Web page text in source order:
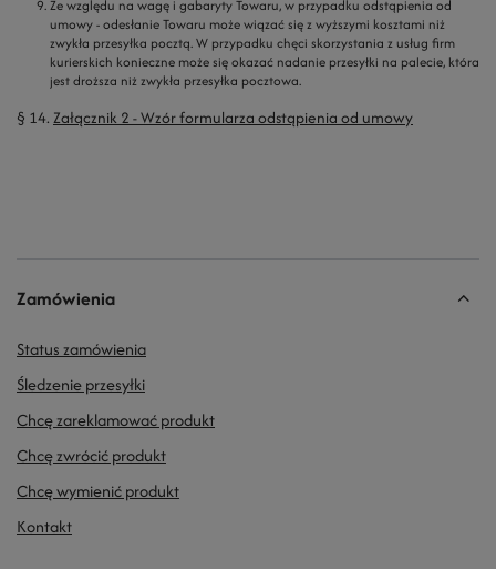
Ze względu na wagę i gabaryty Towaru, w przypadku odstąpienia od
umowy - odesłanie Towaru może wiązać się z wyższymi kosztami niż
zwykła przesyłka pocztą. W przypadku chęci skorzystania z usług firm
kurierskich konieczne może się okazać nadanie przesyłki na palecie, która
jest droższa niż zwykła przesyłka pocztowa.
§ 14. Załącznik 2 - Wzór formularza odstąpienia od umowy
Zamówienia
Status zamówienia
Śledzenie przesyłki
Chcę zareklamować produkt
Chcę zwrócić produkt
Chcę wymienić produkt
Kontakt